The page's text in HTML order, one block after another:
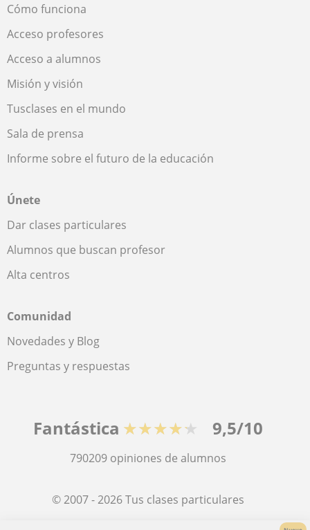
Cómo funciona
Acceso profesores
Acceso a alumnos
Misión y visión
Tusclases en el mundo
Sala de prensa
Informe sobre el futuro de la educación
Únete
Dar clases particulares
Alumnos que buscan profesor
Alta centros
Comunidad
Novedades y Blog
Preguntas y respuestas
Fantástica ★★★★★ 9,5/10
790209 opiniones de alumnos
© 2007 - 2026 Tus clases particulares